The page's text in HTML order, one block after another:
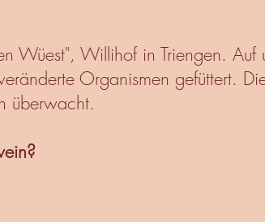
Wüest", Willihof in Triengen. Auf
Organismen gefüttert.
überwacht.